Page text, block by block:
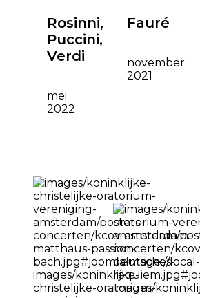
Rosinni,
Puccini,
Verdi
mei
2022
Fauré
november
2021